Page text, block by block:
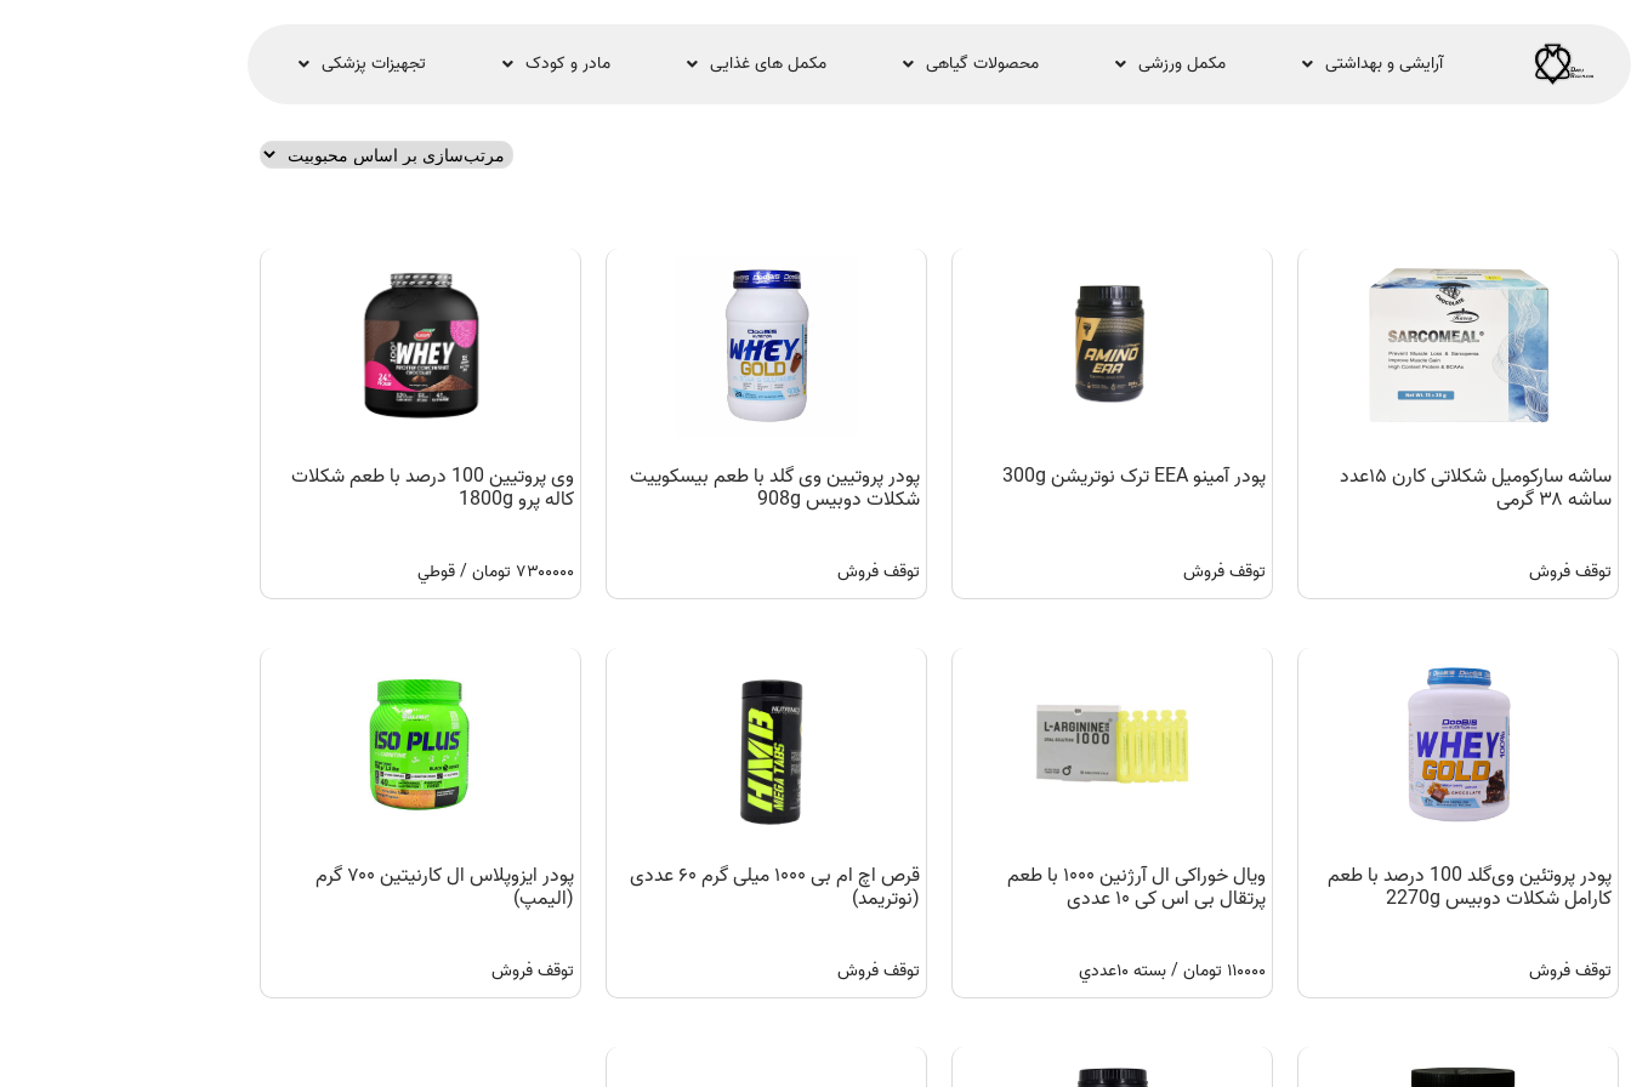
آرایشی و بهداشتی مکمل ورزشی محصولات گیاهی مکمل های غذایی مادر و کودک تجهیزات پزشکی
ساشه سارکومیل شکلاتی کارن ۱۵عدد
ساشه ۳۸ گرمی
توقف فروش
پودر آمینو EEA ترک نوتریشن 300g
توقف فروش
پودر پروتیین وی گلد با طعم بیسکوییت
شکلات دوبیس 908g
توقف فروش
وی پروتیین 100 درصد با طعم شکلات
کاله پرو 1800g
۷۳۰۰۰۰۰ تومان / قوطي
پودر پروتئين وی‌گلد 100 درصد با طعم
کارامل شکلات دوبیس 2270g
توقف فروش
ویال خوراکی ال آرژنین ۱۰۰۰ با طعم
پرتقال بی اس کی ۱۰ عددی
۱۱۰۰۰۰ تومان / بسته ۱۰عددي
قرص اچ ام بی ۱۰۰۰ میلی گرم ۶۰ عددی
(نوتریمد)
توقف فروش
پودر ایزوپلاس ال کارنیتین ۷۰۰ گرم
(الیمپ)
توقف فروش